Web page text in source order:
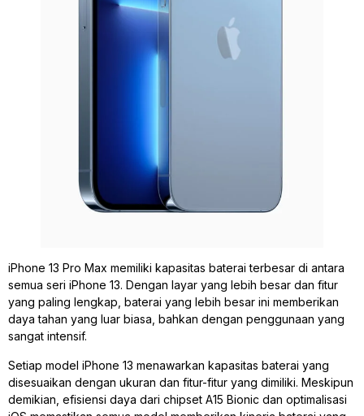
iPhone 13 Pro Max memiliki kapasitas baterai terbesar di antara
semua seri iPhone 13. Dengan layar yang lebih besar dan fitur
yang paling lengkap, baterai yang lebih besar ini memberikan
daya tahan yang luar biasa, bahkan dengan penggunaan yang
sangat intensif.
Setiap model iPhone 13 menawarkan kapasitas baterai yang
disesuaikan dengan ukuran dan fitur-fitur yang dimiliki. Meskipun
demikian, efisiensi daya dari chipset A15 Bionic dan optimalisasi